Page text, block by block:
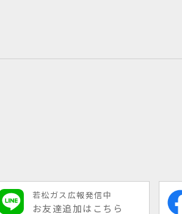
若松ガス広報発信中
お友達追加はこちら